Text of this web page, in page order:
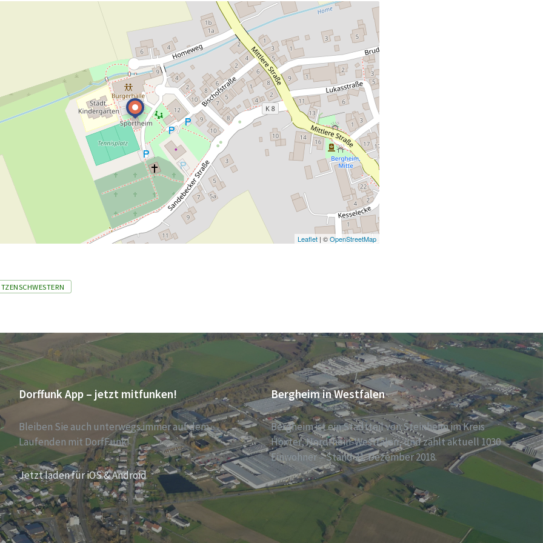
Leaflet| ©OpenStreetMap
Dorffunk App – jetzt mitfunken!
Bleiben Sie auch unterwegs immer auf dem
Laufenden mit DorfFunk!
Jetzt laden für iOS & Android
Bergheim in Westfalen
Bergheim ist ein Stadtteil von Steinheim im Kreis
Höxter, Nordrhein-Westfalen, und zählt aktuell 1030
Einwohner – Stand 31. Dezember 2018.